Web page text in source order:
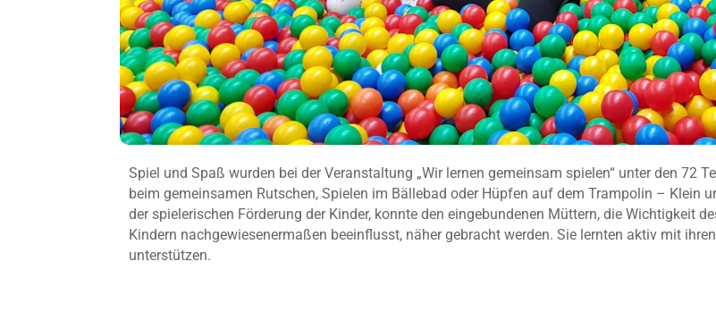
Spiel und Spaß wurden bei der Veranstaltung „Wir lernen gemeinsam spielen“ unter den 72
beim gemeinsamen Rutschen, Spielen im Bällebad oder Hüpfen auf dem Trampolin – Klein
der spielerischen Förderung der Kinder, konnte den eingebundenen Müttern, die Wichtigkeit
Kindern nachgewiesenermaßen beeinflusst, näher gebracht werden. Sie lernten aktiv mit
unterstützen.